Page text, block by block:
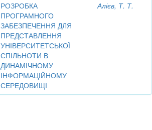
РОЗРОБКА
ПРОГРАМНОГО
ЗАБЕЗПЕЧЕННЯ ДЛЯ
ПРЕДСТАВЛЕННЯ
УНІВЕРСИТЕТСЬКОЇ
СПІЛЬНОТИ В
ДИНАМІЧНОМУ
ІНФОРМАЦІЙНОМУ
СЕРЕДОВИЩІ
Алієв, Т. Т.